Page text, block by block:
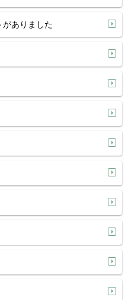
がありました